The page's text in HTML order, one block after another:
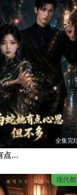
全集完
白蛇她有点小心思但不多
现代